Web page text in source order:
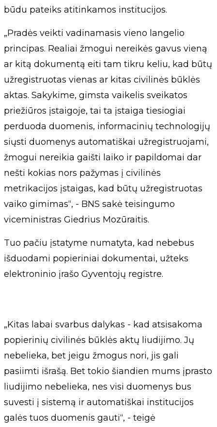
būdu pateiks atitinkamos institucijos.
„Pradės veikti vadinamasis vieno langelio
principas. Realiai žmogui nereikės gavus vieną
ar kitą dokumentą eiti tam tikru keliu, kad būtų
užregistruotas vienas ar kitas civilinės būklės
aktas. Sakykime, gimsta vaikelis sveikatos
priežiūros įstaigoje, tai ta įstaiga tiesiogiai
perduoda duomenis, informacinių technologijų
siųsti duomenys automatiškai užregistruojami,
žmogui nereikia gaišti laiko ir papildomai dar
nešti kokias nors pažymas į civilinės
metrikacijos įstaigas, kad būtų užregistruotas
vaiko gimimas“, - BNS sakė teisingumo
viceministras Giedrius Mozūraitis.
Tuo pačiu įstatyme numatyta, kad nebebus
išduodami popieriniai dokumentai, užteks
elektroninio įrašo Gyventojų registre.
„Kitas labai svarbus dalykas - kad atsisakoma
popierinių civilinės būklės aktų liudijimo. Jų
nebelieka, bet jeigu žmogus nori, jis gali
pasiimti išrašą. Bet tokio šiandien mums įprasto
liudijimo nebelieka, nes visi duomenys bus
suvesti į sistemą ir automatiškai institucijos
galės tuos duomenis gauti“, - teigė